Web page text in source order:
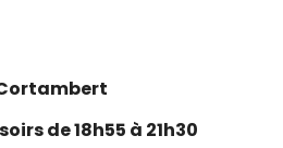
de 18h55 à 21h30